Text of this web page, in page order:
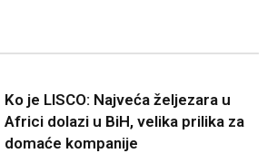
Ko je LISCO: Najveća željezara u
Africi dolazi u BiH, velika prilika za
domaće kompanije